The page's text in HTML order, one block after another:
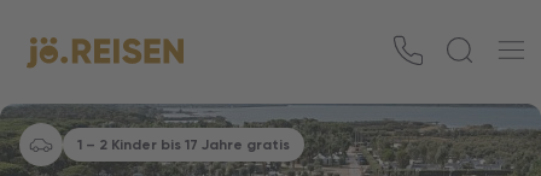
1 – 2 Kinder bis 17 Jahre gratis